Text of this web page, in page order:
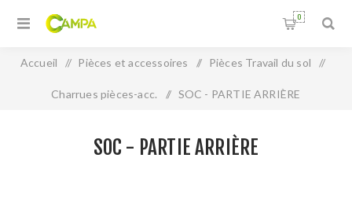
0
Accueil / Pièces et accessoires / Pièces Travail du sol /
Charrues pièces-acc. / SOC - PARTIE ARRIÈRE
SOC - PARTIE ARRIÈRE